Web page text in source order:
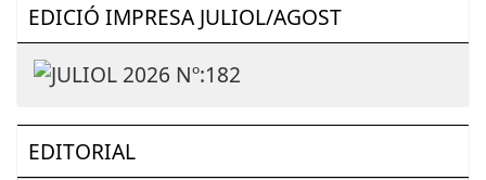
EDICIÓ IMPRESA JULIOL/AGOST
EDITORIAL